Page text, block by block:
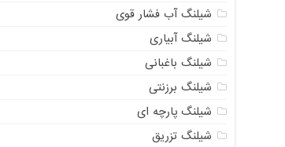
شیلنگ آب فشار قوی
شیلنگ آبیاری
شیلنگ باغبانی
شیلنگ برزنتی
شیلنگ پارچه ای
شیلنگ تزریق